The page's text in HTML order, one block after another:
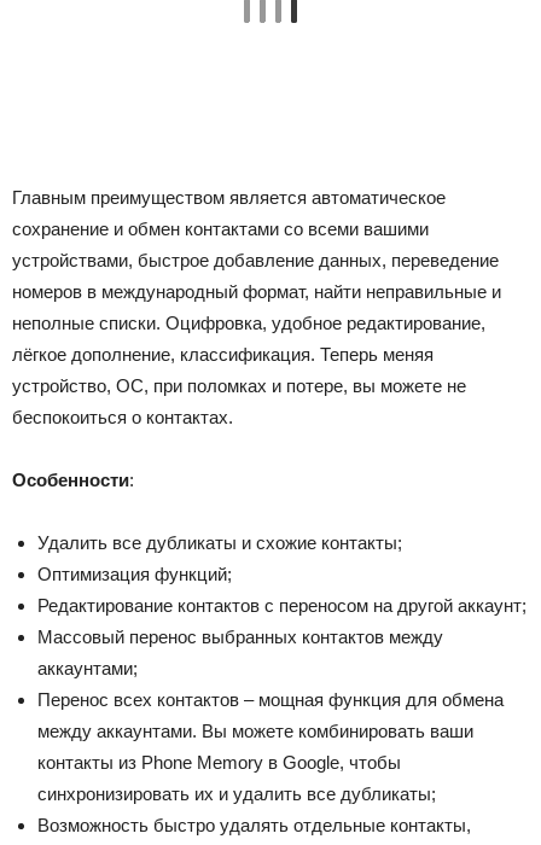
Главным преимуществом является автоматическое
сохранение и обмен контактами со всеми вашими
устройствами, быстрое добавление данных, переведение
номеров в международный формат, найти неправильные и
неполные списки. Оцифровка, удобное редактирование,
лёгкое дополнение, классификация. Теперь меняя
устройство, ОС, при поломках и потере, вы можете не
беспокоиться о контактах.
Особенности:
Удалить все дубликаты и схожие контакты;
Оптимизация функций;
Редактирование контактов с переносом на другой аккаунт;
Массовый перенос выбранных контактов между
аккаунтами;
Перенос всех контактов – мощная функция для обмена
между аккаунтами. Вы можете комбинировать ваши
контакты из Phone Memory в Google, чтобы
синхронизировать их и удалить все дубликаты;
Возможность быстро удалять отдельные контакты,